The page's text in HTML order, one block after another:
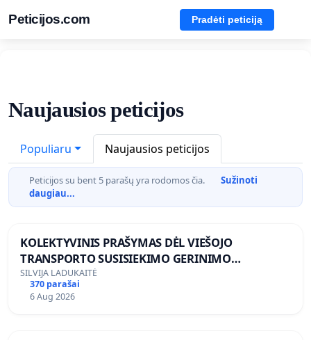
Peticijos.com Pradėti peticiją
Naujausios peticijos
Populiaru Naujausios peticijos
Peticijos su bent 5 parašų yra rodomos čia.
Sužinoti
daugiau...
KOLEKTYVINIS PRAŠYMAS DĖL VIEŠOJO
TRANSPORTO SUSISIEKIMO GERINIMO
VOSYLIUKŲ KAIME
SILVIJA LADUKAITĖ
370 parašai
6 Aug 2026